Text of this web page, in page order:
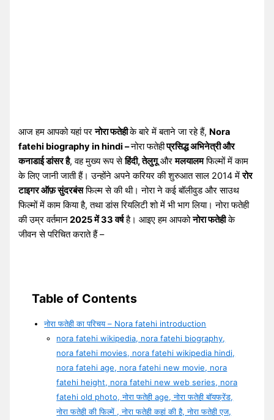
आज हम आपको यहां परनोरा फतेहीके बारे में बताने जा रहे हैं, Nora
fatehi biography in hindi –नोरा फतेहीप्रसिद्ध अभिनेत्री और
कनाडाई डांसर है, वह मुख्य रूप सेहिंदी, तेलुगूऔरमलयालमफिल्मों में काम
के लिए जानी जाती हैं। उन्होंने अपने करियर की शुरुआत साल 2014 मेंरोर
टाइगर ऑफ़ सुंदरबंसफिल्म से की थी। नोरा ने कई बॉलीवुड और साउथ
फिल्मों में काम किया है, तथा डांस रियलिटी शो में भी भाग लिया। नोरा फतेही
की उम्र वर्तमान2025 में 33 वर्षहै। आइए हम आपकोनोरा फतेहीके
जीवन से परिचित कराते हैं –
Table of Contents
नोरा फतेही का परिचय – Nora fatehi introduction
nora fatehi wikipedia, nora fatehi biography,
nora fatehi movies, nora fatehi wikipedia hindi,
nora fatehi age, nora fatehi new movie, nora
fatehi height, nora fatehi new web series, nora
fatehi old photo, नोरा फतेही age, नोरा फतेही बॉयफ्रेंड,
नोरा फतेही की फिल्में , नोरा फतेही कहां की है, नोरा फतेही एज,